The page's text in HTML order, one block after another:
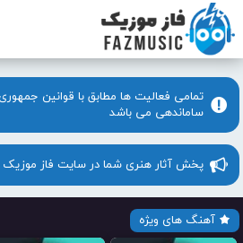
تمامی فعالیت ها مطابق با قوانین
ساماندهی می باشد
پخش آثار هنری شما در سایت فاز موزیک
آهنگ های ویژه